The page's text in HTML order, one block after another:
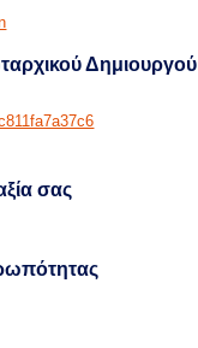
Δημιουργού
σας